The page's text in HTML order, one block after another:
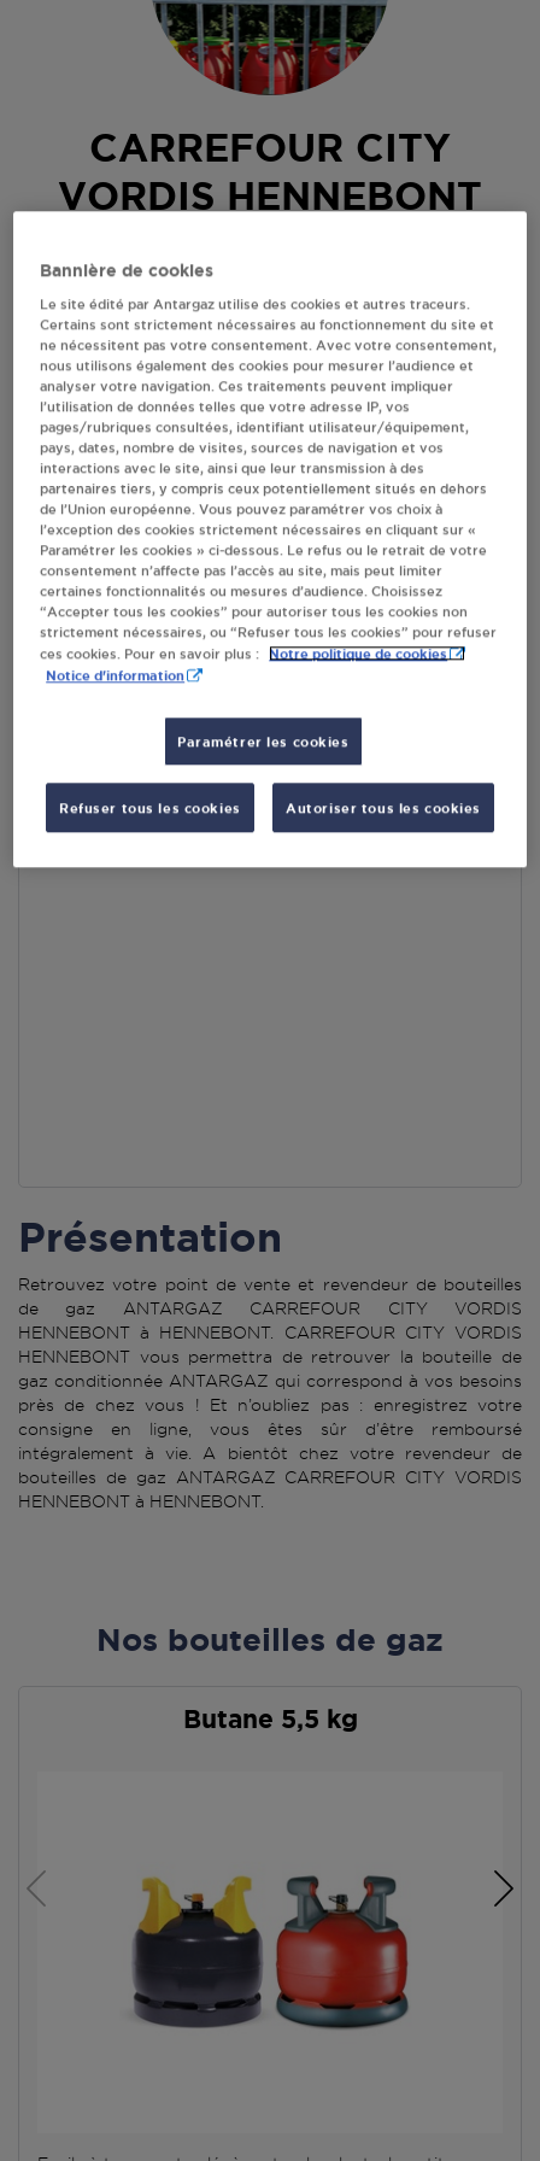
CARREFOUR CITY
VORDIS HENNEBONT
56700
Revendeur de bouteilles de gaz
S'Y RENDRE
AFFICHER LE TÉLÉPHONE
RECEVOIR LES COORDONNÉES DU REVENDEUR
En cliquant sur « S’y rendre », j’autorise le traitement
d’informations (dont mon adresse IP) et leur transfert hors UE
par Google Maps afin d’afficher la carte.
En savoir plus
Accès
Présentation
Retrouvez votre point de vente et revendeur de bouteilles
de gaz ANTARGAZ CARREFOUR CITY VORDIS
HENNEBONT à HENNEBONT. CARREFOUR CITY VORDIS
HENNEBONT vous permettra de retrouver la bouteille de
gaz conditionnée ANTARGAZ qui correspond à vos besoins
près de chez vous ! Et n’oubliez pas : enregistrez votre
consigne en ligne, vous êtes sûr d’être remboursé
intégralement à vie. A bientôt chez votre revendeur de
bouteilles de gaz ANTARGAZ CARREFOUR CITY VORDIS
HENNEBONT à HENNEBONT.
Nos bouteilles de gaz
Butane 5,5 kg
Bannière de cookies
Le site édité par Antargaz utilise des cookies et autres traceurs.
Certains sont strictement nécessaires au fonctionnement du site et
ne nécessitent pas votre consentement. Avec votre consentement,
nous utilisons également des cookies pour mesurer l’audience et
analyser votre navigation. Ces traitements peuvent impliquer
l’utilisation de données telles que votre adresse IP, vos
pages/rubriques consultées, identifiant utilisateur/équipement,
pays, dates, nombre de visites, sources de navigation et vos
interactions avec le site, ainsi que leur transmission à des
partenaires tiers, y compris ceux potentiellement situés en dehors
de l’Union européenne. Vous pouvez paramétrer vos choix à
l’exception des cookies strictement nécessaires en cliquant sur «
Paramétrer les cookies » ci-dessous. Le refus ou le retrait de votre
consentement n’affecte pas l’accès au site, mais peut limiter
certaines fonctionnalités ou mesures d’audience. Choisissez
“Accepter tous les cookies” pour autoriser tous les cookies non
strictement nécessaires, ou “Refuser tous les cookies” pour refuser
ces cookies. Pour en savoir plus :
Notre politique de cookies
Notice d'information
Paramétrer les cookies
Refuser tous les cookies Autoriser tous les cookies